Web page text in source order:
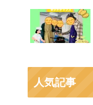
人気記事